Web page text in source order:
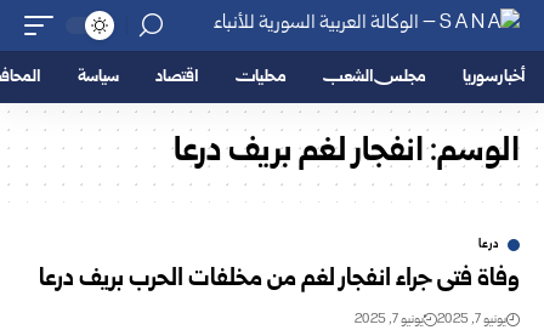
أخبار سوريا مجلس الشعب محليات اقتصاد سياسة
الوسم:انفجار لغم بريف درعا
درعا
وفاة فتى جراء انفجار لغم من مخلفات الحرب بريف درعا
يونيو 7, 2025 يونيو 7, 2025